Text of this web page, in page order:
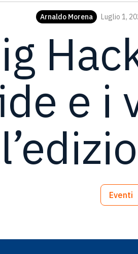
Arnaldo Morena Luglio 1,
e i
Eventi